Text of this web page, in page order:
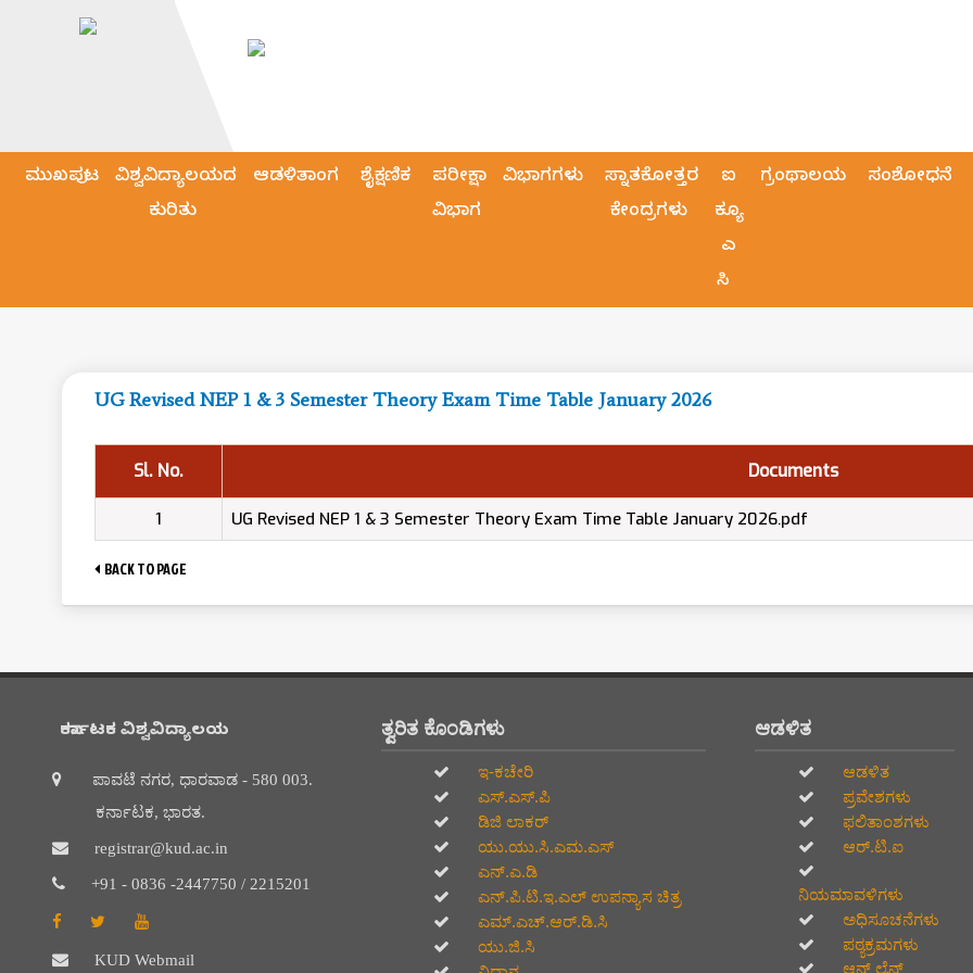
ಮುಖಪುಟ
ವಿಶ್ವವಿದ್ಯಾಲಯದ
ಕುರಿತು
ಆಡಳಿತಾಂಗ ಶೈಕ್ಷಣಿಕ
ಪರೀಕ್ಷಾ
ವಿಭಾಗ
ವಿಭಾಗಗಳು
ಸ್ನಾತಕೋತ್ತರ
ಕೇಂದ್ರಗಳು
ಐ
ಕ್ಯೂ
ಎ
ಸಿ
ಗ್ರಂಥಾಲಯ ಸಂಶೋಧನೆ
UG Revised NEP 1 & 3 Semester Theory Exam Time Table January 2026
Sl. No. Documents
1 UG Revised NEP 1 & 3 Semester Theory Exam Time Table January 2026.pdf
BACK TO PAGE
ಕರ್ನಾಟಕ ವಿಶ್ವವಿದ್ಯಾಲಯ
ಪಾವಟೆ ನಗರ, ಧಾರವಾಡ - 580 003.
ಕರ್ನಾಟಕ, ಭಾರತ.
registrar@kud.ac.in
+91 - 0836 -2447750 / 2215201
KUD Webmail
ತ್ವರಿತ ಕೊಂಡಿಗಳು
ಇ-ಕಚೇರಿ
ಎಸ್.ಎಸ್.ಪಿ
ಡಿಜಿ ಲಾಕರ್
ಯು.ಯು.ಸಿ.ಎಮ.ಎಸ್
ಎನ್.ಎ.ಡಿ
ಎನ್.ಪಿ.ಟಿ.ಇ.ಎಲ್‌ ಉಪನ್ಯಾಸ ಚಿತ್ರ
ಎಮ್.ಎಚ್.ಆರ್.ಡಿ.ಸಿ
ಯು.ಜಿ.ಸಿ
ಆಡಳಿತ
ಆಡಳಿತ
ಪ್ರವೇಶಗಳು
ಫಲಿತಾಂಶಗಳು
ಆರ್.ಟಿ.ಐ
ನಿಯಮಾವಳಿಗಳು
ಅಧಿಸೂಚನೆಗಳು
ಪಠ್ಯಕ್ರಮಗಳು
ಆನ್‌ ಲೈನ್‌